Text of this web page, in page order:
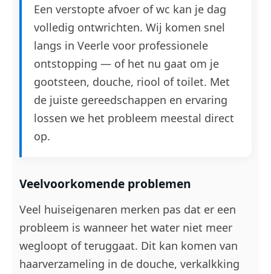
Een verstopte afvoer of wc kan je dag
volledig ontwrichten. Wij komen snel
langs in Veerle voor professionele
ontstopping — of het nu gaat om je
gootsteen, douche, riool of toilet. Met
de juiste gereedschappen en ervaring
lossen we het probleem meestal direct
op.
Veelvoorkomende problemen
Veel huiseigenaren merken pas dat er een
probleem is wanneer het water niet meer
wegloopt of teruggaat. Dit kan komen van
haarverzameling in de douche, verkalkking